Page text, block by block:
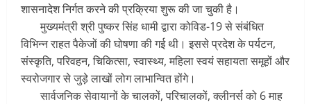
शासनादेश निर्गत करने की प्रक्रिया शुरू की जा चुकी है।
मुख्यमंत्री श्री पुष्कर सिंह धामी द्वारा कोविड-19 से संबंधित
विभिन्न राहत पैकेजों की घोषणा की गई थी। इससे प्रदेश के पर्यटन,
संस्कृति, परिवहन, चिकित्सा, स्वास्थ्य, महिला स्वयं सहायता समूहों और
स्वरोजगार से जुड़े लाखों लोग लाभान्वित होंगे।
सार्वजनिक सेवायानों के चालकों, परिचालकों, क्लीनर्स को 6 माह